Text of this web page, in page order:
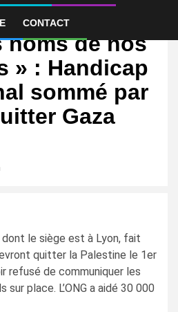
CONTACTde
noms de nos
» : Handicap
sommé par
Gaza
le siège est à Lyon, fait
quitter la Palestine le 1er
refusé de communiquer les
sur place. L’ONG a aidé 30 000